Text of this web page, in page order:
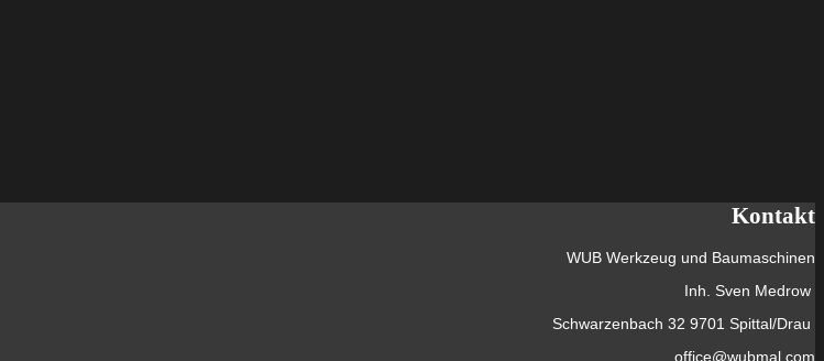
Kontakt
WUB Werkzeug und Baumaschinen
Inh. Sven Medrow
Schwarzenbach 32 9701 Spittal/Drau
office@wubmal.com